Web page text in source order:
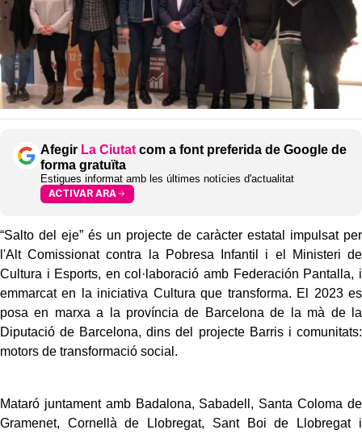
Afegir La Ciutat com a font preferida de Google de
forma gratuïta
Estigues informat amb les últimes notícies d'actualitat
ACTIVAR ARA
“Salto del eje” és un projecte de caràcter estatal impulsat per
l'Alt Comissionat contra la Pobresa Infantil i el Ministeri de
Cultura i Esports, en col·laboració amb Federación Pantalla, i
emmarcat en la iniciativa Cultura que transforma. El 2023 es
posa en marxa a la província de Barcelona de la mà de la
Diputació de Barcelona, dins del projecte Barris i comunitats:
motors de transformació social.
Mataró juntament amb Badalona, Sabadell, Santa Coloma de
Gramenet, Cornellà de Llobregat, Sant Boi de Llobregat i